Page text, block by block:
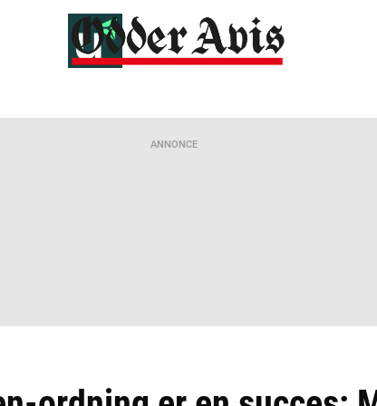
ANNONCE